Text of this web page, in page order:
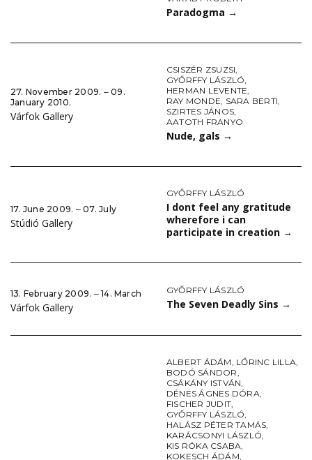
Paradogma →
27. November 2009. ‒ 09.
January 2010.
Várfok Gallery
CSISZÉR ZSUZSI,
GYŐRFFY LÁSZLÓ,
HERMAN LEVENTE,
RAY MONDE, SARA BERTI,
SZIRTES JÁNOS,
AATOTH FRANYO
Nude, gals →
17. June 2009. ‒ 07. July
Stúdió Gallery
GYŐRFFY LÁSZLÓ
I dont feel any gratitude
wherefore i can
participate in creation →
13. February 2009. ‒ 14. March
Várfok Gallery
GYŐRFFY LÁSZLÓ
The Seven Deadly Sins →
ALBERT ÁDÁM, LŐRINC LILLA,
BODÓ SÁNDOR,
CSÁKÁNY ISTVÁN,
DÉNES ÁGNES DÓRA,
FISCHER JUDIT,
GYŐRFFY LÁSZLÓ,
HALÁSZ PÉTER TAMÁS,
KARÁCSONYI LÁSZLÓ,
KIS RÓKA CSABA,
KOKESCH ÁDÁM,